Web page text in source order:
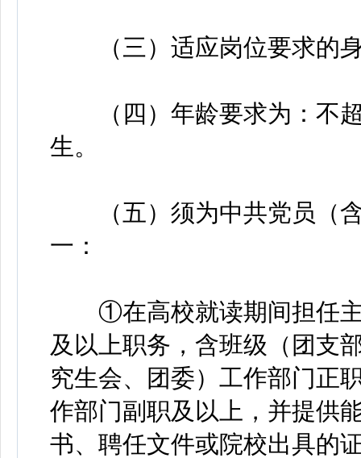
（三）适应岗位要求的
（四）年龄要求为：不超
生。
（五）须为中共党员（含
一：
①在高校就读期间担任主
及以上职务，含班级（团支
究生会、团委）工作部门正
作部门副职及以上，并提供
书、聘任文件或院校出具的